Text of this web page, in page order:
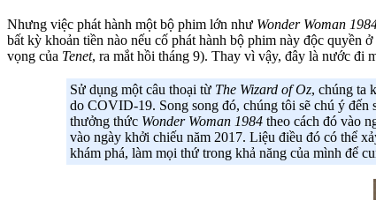
Nhưng việc phát hành một bộ phim lớn như Wonder Woman
bất kỳ khoản tiền nào nếu cố phát hành bộ phim này độc quyền
vọng của Tenet, ra mắt hồi tháng 9). Thay vì vậy, đây là nước đi
Sử dụng một câu thoại từ The Wizard of Oz, chúng ta
do COVID-19. Song song đó, chúng tôi sẽ chú ý
thưởng thức Wonder Woman 1984theo cách đó vào
vào ngày khởi chiếu năm 2017. Liệu điều đó có thể
khám phá, làm mọi thứ trong khả năng của mình để